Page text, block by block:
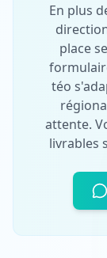
En plus
place
téo
attente.
livrables